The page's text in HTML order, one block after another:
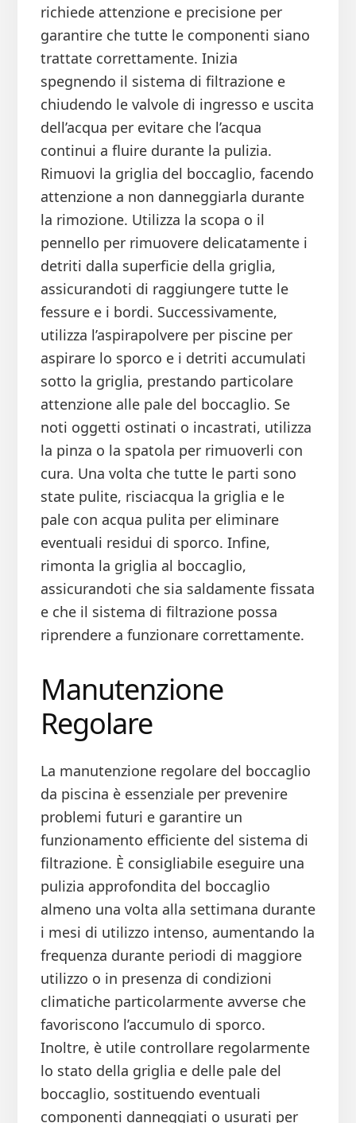
richiede attenzione e precisione per
garantire che tutte le componenti siano
trattate correttamente. Inizia
spegnendo il sistema di filtrazione e
chiudendo le valvole di ingresso e uscita
dell’acqua per evitare che l’acqua
continui a fluire durante la pulizia.
Rimuovi la griglia del boccaglio, facendo
attenzione a non danneggiarla durante
la rimozione. Utilizza la scopa o il
pennello per rimuovere delicatamente i
detriti dalla superficie della griglia,
assicurandoti di raggiungere tutte le
fessure e i bordi. Successivamente,
utilizza l’aspirapolvere per piscine per
aspirare lo sporco e i detriti accumulati
sotto la griglia, prestando particolare
attenzione alle pale del boccaglio. Se
noti oggetti ostinati o incastrati, utilizza
la pinza o la spatola per rimuoverli con
cura. Una volta che tutte le parti sono
state pulite, risciacqua la griglia e le
pale con acqua pulita per eliminare
eventuali residui di sporco. Infine,
rimonta la griglia al boccaglio,
assicurandoti che sia saldamente fissata
e che il sistema di filtrazione possa
riprendere a funzionare correttamente.
Manutenzione
Regolare
La manutenzione regolare del boccaglio
da piscina è essenziale per prevenire
problemi futuri e garantire un
funzionamento efficiente del sistema di
filtrazione. È consigliabile eseguire una
pulizia approfondita del boccaglio
almeno una volta alla settimana durante
i mesi di utilizzo intenso, aumentando la
frequenza durante periodi di maggiore
utilizzo o in presenza di condizioni
climatiche particolarmente avverse che
favoriscono l’accumulo di sporco.
Inoltre, è utile controllare regolarmente
lo stato della griglia e delle pale del
boccaglio, sostituendo eventuali
componenti danneggiati o usurati per